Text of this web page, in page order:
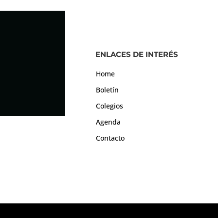
ENLACES DE INTERÉS
Home
Boletín
Colegios
Agenda
Contacto